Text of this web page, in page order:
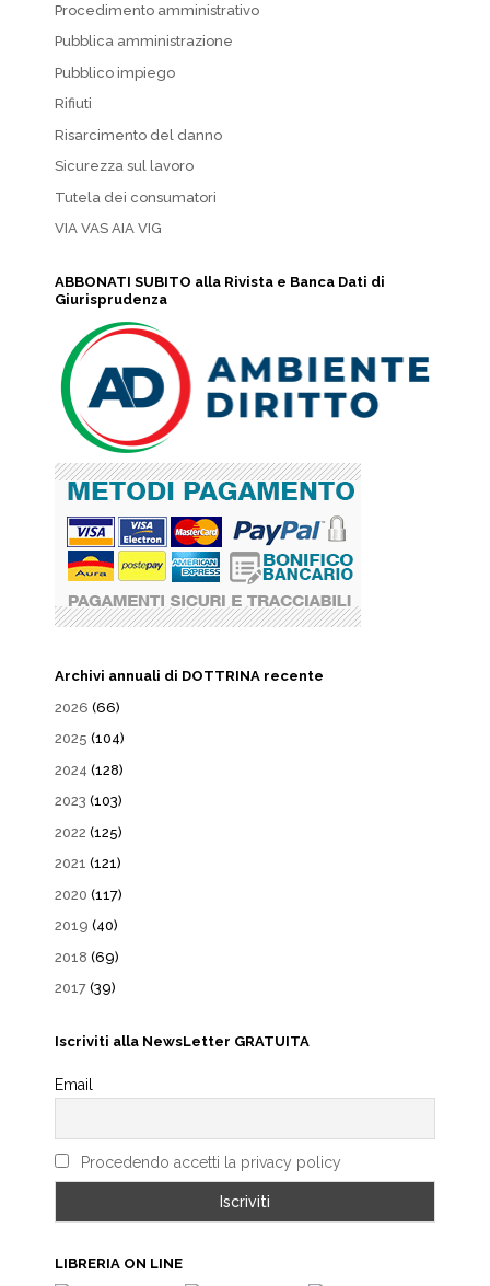
Procedimento amministrativo
Pubblica amministrazione
Pubblico impiego
Rifiuti
Risarcimento del danno
Sicurezza sul lavoro
Tutela dei consumatori
VIA VAS AIA VIG
ABBONATI SUBITO alla Rivista e Banca Dati di
Giurisprudenza
Archivi annuali di DOTTRINA recente
2026 (66)
2025 (104)
2024 (128)
2023 (103)
2022 (125)
2021 (121)
2020 (117)
2019 (40)
2018 (69)
2017 (39)
Iscriviti alla NewsLetter GRATUITA
Email
Procedendo accetti la privacy policy
LIBRERIA ON LINE